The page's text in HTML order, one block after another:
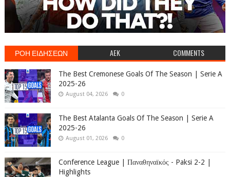
ΡΟΗ ΕΙΔΗΣΕΩΝ AEK COMMENTS
The Best Cremonese Goals Of The Season | Serie A
2025-26
August 04, 2026 0
The Best Atalanta Goals Of The Season | Serie A
2025-26
August 01, 2026 0
Conference League | Παναθηναϊκός - Paksi 2-2 |
Highlights